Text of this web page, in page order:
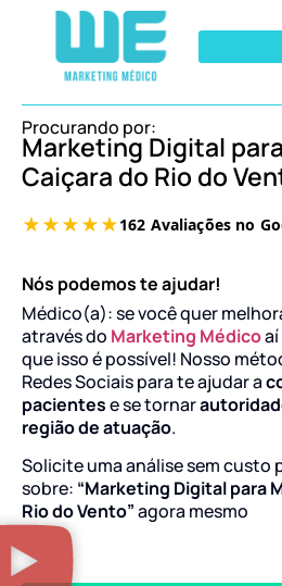
Procurando por:
Marketing Digital
Caiçara do Rio do
Nós podemos te ajudar!
Médico(a): se você quer
através do Marketing Médico
que isso é possível! Nosso
Redes Sociais para te ajudar a
pacientese se tornar
região de atuação.
Solicite uma análise sem custo
sobre: “Marketing Digital para
Rio do Vento”agora mesmo